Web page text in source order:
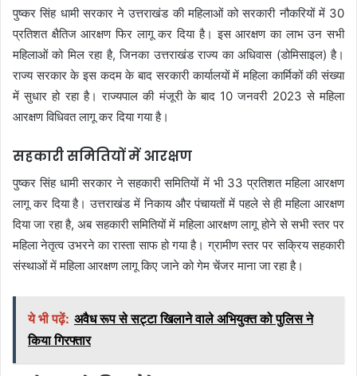
पुष्कर सिंह धामी सरकार ने उत्तराखंड की महिलाओं को सरकारी नौकरियों में 30
प्रतिशत क्षैतिज आरक्षण फिर लागू कर दिया है। इस आरक्षण का लाभ उन सभी
महिलाओं को मिल रहा है, जिनका उत्तराखंड राज्य का अधिवास (डोमिसाइल) है।
राज्य सरकार के इस कदम के बाद सरकारी कार्यालयों में महिला कार्मिकों की संख्या
में सुधार हो रहा है। राज्यपाल की मंजूरी के बाद 10 जनवरी 2023 से महिला
आरक्षण विधिवत लागू कर दिया गया है।
सहकारी समितियों में आरक्षण
पुष्कर सिंह धामी सरकार ने सहकारी समितियों में भी 33 प्रतिशत महिला आरक्षण
लागू कर दिया है। उत्तराखंड में निकाय और पंचायतों में पहले से ही महिला आरक्षण
दिया जा रहा है, अब सहकारी समितियों में महिला आरक्षण लागू होने से सभी स्तर पर
महिला नेतृत्व उभरने का रास्ता साफ हो गया है। ग्रामीण स्तर पर सक्रिय सहकारी
संस्थाओं में महिला आरक्षण लागू किए जाने को गेम चेंजर माना जा रहा है।
ये भी पढ़ें: अवैध रूप से सट्टा खिलाने वाले अभियुक्त को पुलिस ने
किया गिरफ्तार